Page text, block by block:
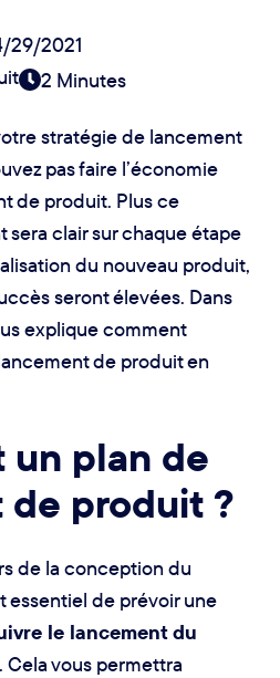
29/2021
2 Minutes
stratégie de lancement
pas faire l’économie
de produit. Plus ce
clair sur chaque étape
du nouveau produit,
seront élevées. Dans
explique comment
de produit en
un plan de
de produit ?
de la conception du
essentiel de prévoir une
le lancement du
Cela vous permettra